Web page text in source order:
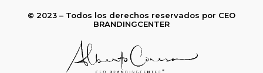
© 2023 – Todos los derechos reservados por CEO
BRANDINGCENTER